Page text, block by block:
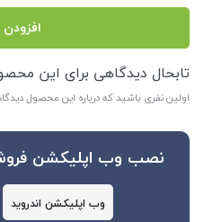
تابحال دیدگاهی برای این
اولین نفری باشید که درباره این محصول
نصب وب اپلیکشن
وب اپلیکشن اندروید